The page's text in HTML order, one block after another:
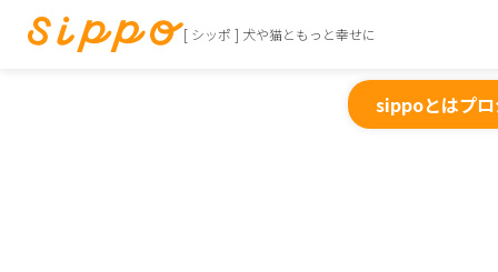
[ シッポ ] 犬や猫ともっと幸せに
sippoとはプ